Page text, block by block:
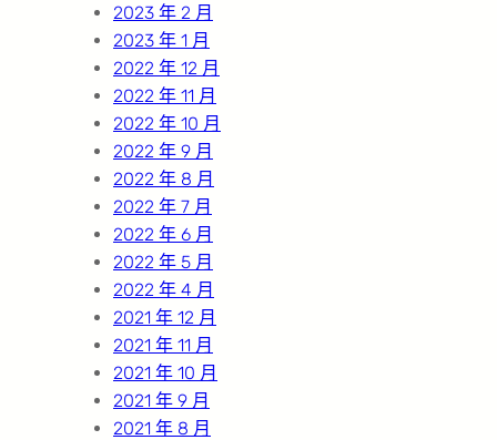
2023 年 2 月
2023 年 1 月
2022 年 12 月
2022 年 11 月
2022 年 10 月
2022 年 9 月
2022 年 8 月
2022 年 7 月
2022 年 6 月
2022 年 5 月
2022 年 4 月
2021 年 12 月
2021 年 11 月
2021 年 10 月
2021 年 9 月
2021 年 8 月